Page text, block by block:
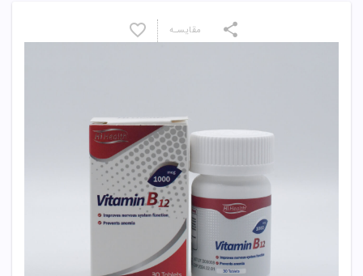
مقایسـه